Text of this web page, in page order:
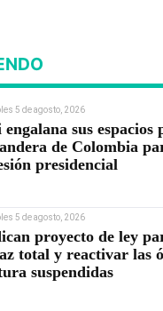
5 de agosto, 2026
engalana sus espacios
de Colombia
presidencial
5 de agosto, 2026
proyecto de ley
total y reactivar las
suspendidas